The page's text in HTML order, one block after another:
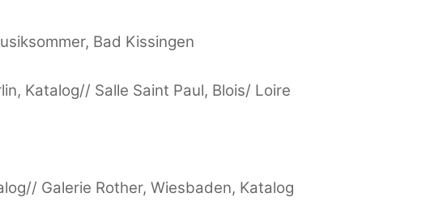
Bad Kissingen
Katalog// Salle Saint Paul, Blois/ Loire
Galerie Rother, Wiesbaden, Katalog